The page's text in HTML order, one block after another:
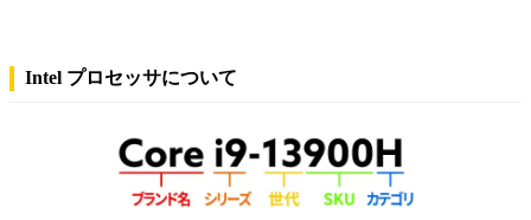
Intel プロセッサについて